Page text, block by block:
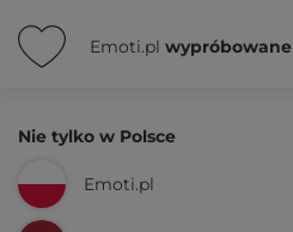
Emoti.pl wypróbowane
Nie tylko w Polsce
Emoti.pl